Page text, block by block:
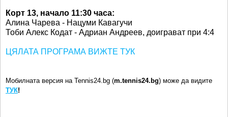
Корт 13, начало 11:30 часа:
Алина Чарева - Нацуми Кавагучи
Тоби Алекс Кодат - Адриан Андреев, доиграват при 4:4
ЦЯЛАТА ПРОГРАМА ВИЖТЕ ТУК
Мобилната версия на Tennis24.bg (m.tennis24.bg) може да видите
ТУК!